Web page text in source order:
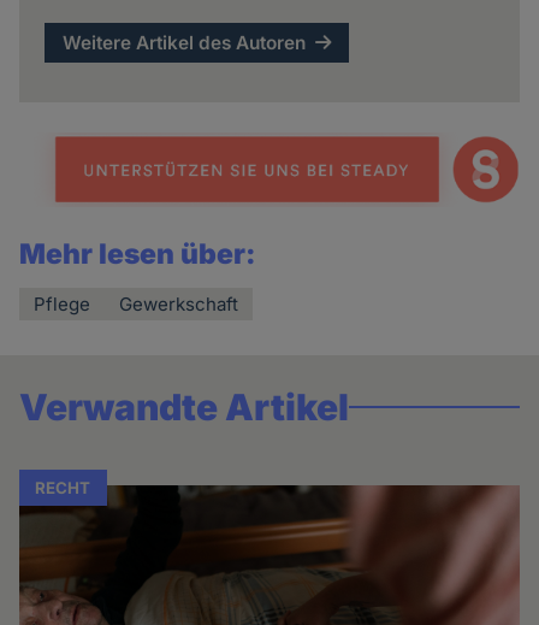
Weitere Artikel des Autoren
Mehr lesen über:
Pflege Gewerkschaft
Verwandte Artikel
RECHT